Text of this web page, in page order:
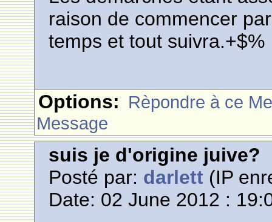
raison de commencer
temps et tout suivra.+$%
Options: Rèpondre à ce
Message
suis je d'origine juive?
Posté par: darlett (IP
Date: 02 June 2012 :